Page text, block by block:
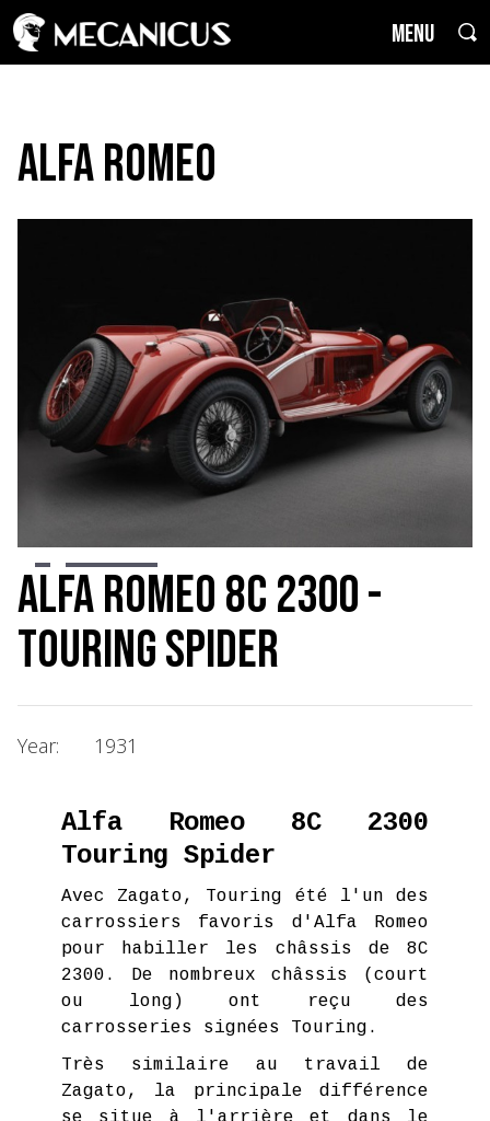
MENU
Alfa Romeo
Alfa Romeo 8C 2300 -
Touring Spider
Year: 1931
Alfa Romeo 8C 2300
Touring Spider
Avec Zagato, Touring été l'un des
carrossiers favoris d'Alfa Romeo
pour habiller les châssis de 8C
2300. De nombreux châssis (court
ou long) ont reçu des
carrosseries signées Touring.
Très similaire au travail de
Zagato, la principale différence